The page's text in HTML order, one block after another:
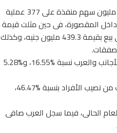
وبلغ إجمالى تداولات بورصة النيل نحو 3.1 مليون جنيه من خلال كمية تداولات 3.9 مليون سهم منفذة على 377 عملية
من إجمالى قيمة التداول داخل المقصورة، فى حين مثلت قيمة
التداول للسندات نحو %28.1، وخلال تعاملات الأسبوع الماضى، سجل الأجانب صافى بيع بقيمة 439.3 مليون جنيه، وكذلك
واستحوذ المصريون على نسبة %78.2 من إجمالى تعاملات السوق، فيما اقتنص الأجانب والعرب نسبة %16.55، و%5.28
واستحوذت المؤسسات على %53.53 من تعاملات البورصة، وكانت باقى المعاملات من نصيب الأفراد بنسبة %46.47،
بقيمة 11.18 مليار جنيه منذ بداية العام الحالى، فيما سجل العرب صافى